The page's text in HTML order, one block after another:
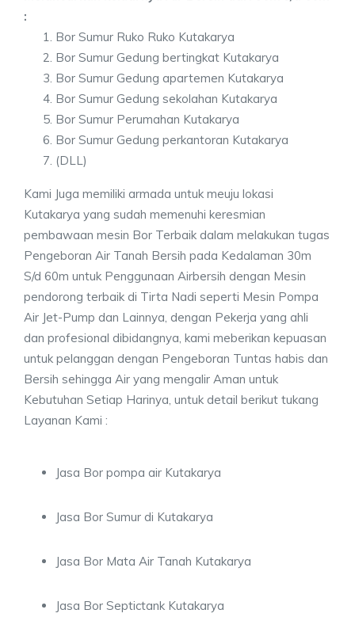
:
Bor Sumur Ruko Ruko Kutakarya
Bor Sumur Gedung bertingkat Kutakarya
Bor Sumur Gedung apartemen Kutakarya
Bor Sumur Gedung sekolahan Kutakarya
Bor Sumur Perumahan Kutakarya
Bor Sumur Gedung perkantoran Kutakarya
(DLL)
Kami Juga memiliki armada untuk meuju lokasi
Kutakarya yang sudah memenuhi keresmian
pembawaan mesin Bor Terbaik dalam melakukan tugas
Pengeboran Air Tanah Bersih pada Kedalaman 30m
S/d 60m untuk Penggunaan Airbersih dengan Mesin
pendorong terbaik di Tirta Nadi seperti Mesin Pompa
Air Jet-Pump dan Lainnya, dengan Pekerja yang ahli
dan profesional dibidangnya, kami meberikan kepuasan
untuk pelanggan dengan Pengeboran Tuntas habis dan
Bersih sehingga Air yang mengalir Aman untuk
Kebutuhan Setiap Harinya, untuk detail berikut tukang
Layanan Kami :
Jasa Bor pompa air Kutakarya
Jasa Bor Sumur di Kutakarya
Jasa Bor Mata Air Tanah Kutakarya
Jasa Bor Septictank Kutakarya